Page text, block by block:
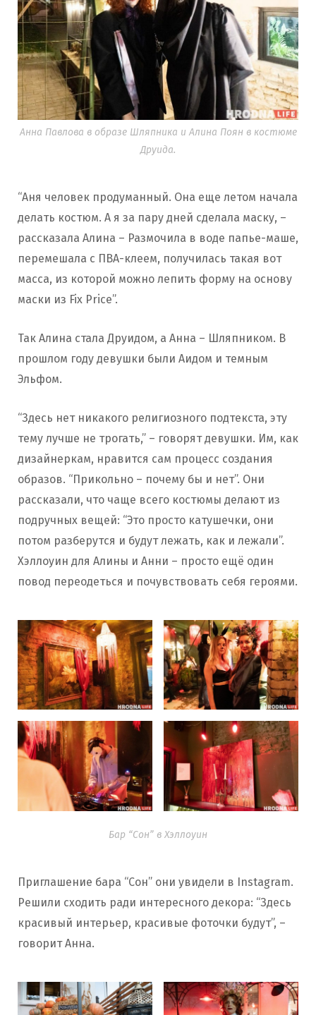
Анна Павлова в образе Шляпника и Алина Поян в костюме
Друида.
“Аня человек продуманный. Она еще летом начала
делать костюм. А я за пару дней сделала маску, –
рассказала Алина – Размочила в воде папье-маше,
перемешала с ПВА-клеем, получилась такая вот
масса, из которой можно лепить форму на основу
маски из Fix Price”.
Так Алина стала Друидом, а Анна – Шляпником. В
прошлом году девушки были Аидом и темным
Эльфом.
“Здесь нет никакого религиозного подтекста, эту
тему лучше не трогать,” – говорят девушки. Им, как
дизайнеркам, нравится сам процесс создания
образов. “Прикольно – почему бы и нет”. Они
рассказали, что чаще всего костюмы делают из
подручных вещей: “Это просто катушечки, они
потом разберутся и будут лежать, как и лежали”.
Хэллоуин для Алины и Анни – просто ещё один
повод переодеться и почувствовать себя героями.
Бар “Сон” в Хэллоуин
Приглашение бара “Сон” они увидели в Instagram.
Решили сходить ради интересного декора: “Здесь
красивый интерьер, красивые фоточки будут”, –
говорит Анна.